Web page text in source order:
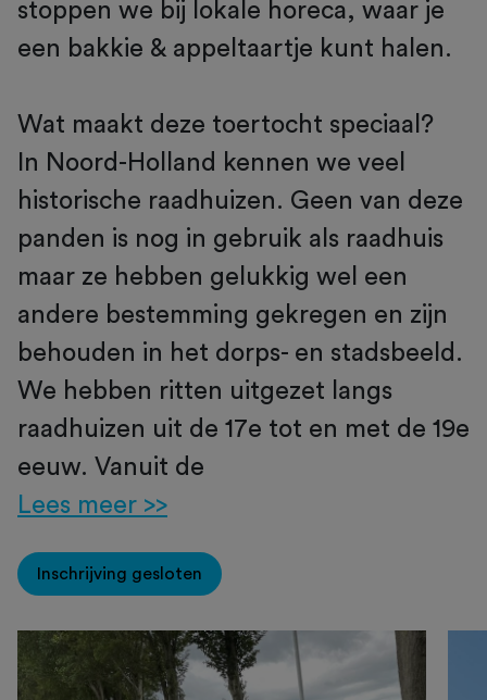
stoppen we bij lokale horeca, waar je
een bakkie & appeltaartje kunt halen.
Wat maakt deze toertocht speciaal?
In Noord-Holland kennen we veel
historische raadhuizen. Geen van deze
panden is nog in gebruik als raadhuis
maar ze hebben gelukkig wel een
andere bestemming gekregen en zijn
behouden in het dorps- en stadsbeeld.
We hebben ritten uitgezet langs
raadhuizen uit de 17e tot en met de 19e
eeuw. Vanuit de
Lees meer >>
Inschrijving gesloten